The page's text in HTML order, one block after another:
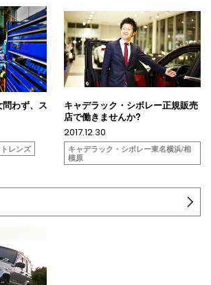
わず、ス
レンズ
キャデラック・シボレー正規販売
店で働きませんか?
2017.12.30
キャデラック・シボレー東名横浜/相
模原